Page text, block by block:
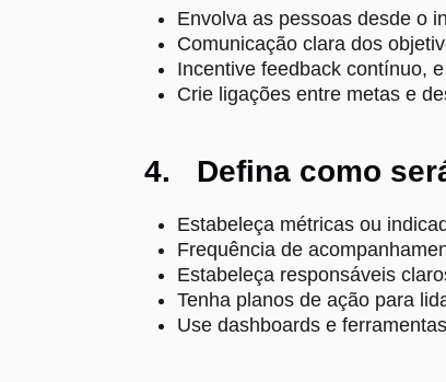
Envolva as pessoas desde o
Comunicação clara dos
Incentive feedback contínuo,
Crie ligações entre metas e
4. Defina como
Estabeleça métricas ou
Frequência de
Estabeleça responsáveis
Tenha planos de ação para
Use dashboards e